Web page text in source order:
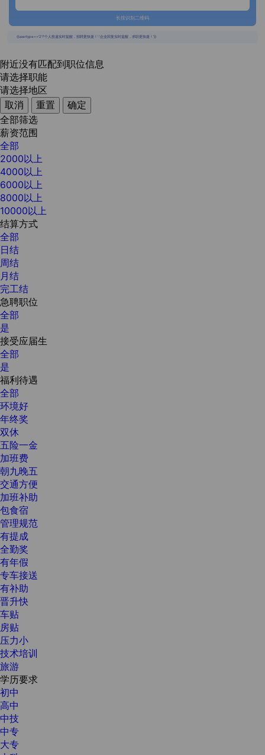
长按识别二维码
{{usertype=='2'?'个人投递实时提醒，招聘更快捷！':'企业回复实时提醒，求职更快捷！'}}
附近没有匹配到职位信息
请选择职能
请选择地区
取消
重置
确定
全部筛选
薪资范围
全部
2000以上
4000以上
6000以上
8000以上
10000以上
结算方式
全部
日结
周结
月结
完工结
急聘职位
全部
是
接受应届生
全部
是
福利待遇
全部
环境好
年终奖
双休
五险一金
加班费
朝九晚五
交通方便
加班补助
包食宿
管理规范
有提成
全勤奖
有年假
专车接送
有补助
晋升快
车贴
房贴
压力小
技术培训
旅游
学历要求
初中
高中
中技
中专
大专